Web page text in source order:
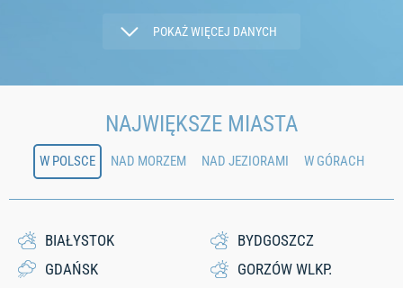
4.38
0
5.87 1.25
0
POKAŻ WIĘCEJ DANYCH
NAJWIĘKSZE MIASTA
W POLSCE NAD MORZEM NAD JEZIORAMI W GÓRACH
BIAŁYSTOK
BYDGOSZCZ
GDAŃSK
GORZÓW